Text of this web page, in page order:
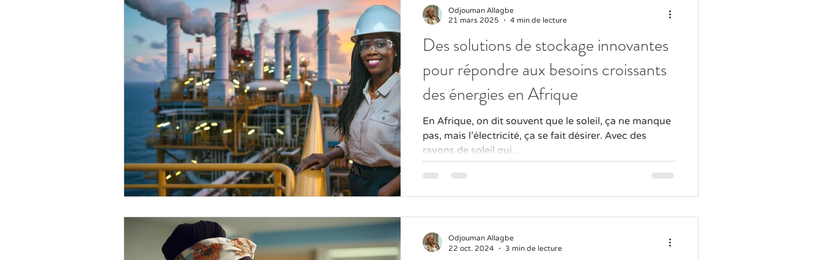
Des solutions de stockage innovantes
pour répondre aux besoins croissants
des énergies en Afrique
En Afrique, on dit souvent que le soleil, ça ne manque
pas, mais l’électricité, ça se fait désirer. Avec des
rayons de soleil qui...
Odjouman Allagbe
21 mars 2025
4 min de lecture
Odjouman Allagbe
22 oct. 2024
3 min de lecture